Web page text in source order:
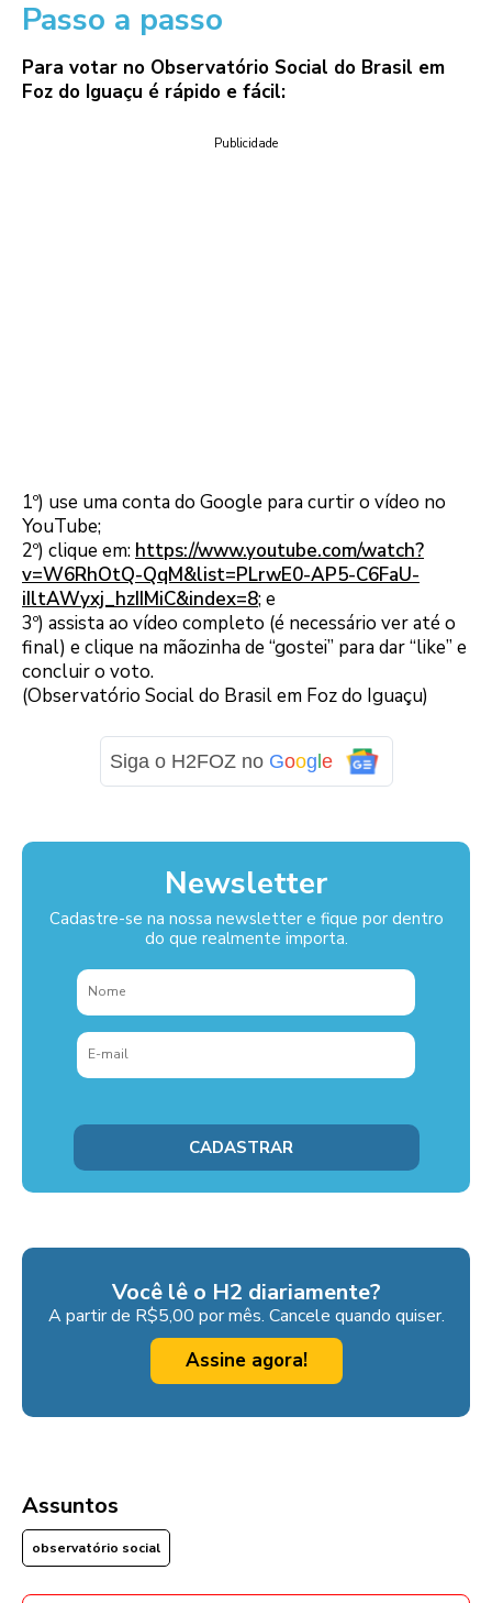
Passo a passo
Para votar no Observatório Social do Brasil em
Foz do Iguaçu é rápido e fácil:
Publicidade
1º) use uma conta do Google para curtir o vídeo no
YouTube;
2º) clique em: https://www.youtube.com/watch?
v=W6RhOtQ-QqM&list=PLrwE0-AP5-C6FaU-
iIltAWyxj_hzIIMiC&index=8; e
3º) assista ao vídeo completo (é necessário ver até o
final) e clique na mãozinha de “gostei” para dar “like” e
concluir o voto.
(Observatório Social do Brasil em Foz do Iguaçu)
Siga o H2FOZ no Goog e
Newsletter
Cadastre-se na nossa newsletter e fique por dentro
do que realmente importa.
Você lê o H2 diariamente?
A partir de R$5,00 por mês. Cancele quando quiser.
Assine agora!
Assuntos
observatório social